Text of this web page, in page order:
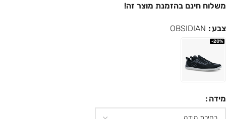
משלוח חינם בהזמנת מוצר זה!
צבע OBSIDIAN
-20%
מידה